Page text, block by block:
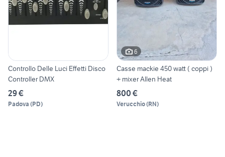
Controllo Delle Luci Effetti Disco
Controller DMX
29 €
Padova (PD)
6
Casse mackie 450 watt ( coppi )
+ mixer Allen Heat
800 €
Verucchio(RN)